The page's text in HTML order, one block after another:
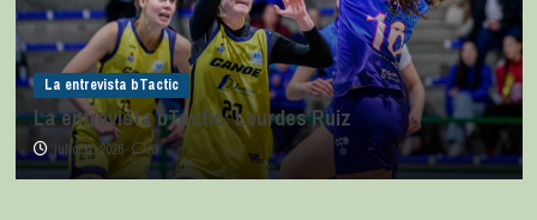
La entrevista bTactic
La entrevista bTactic: Lourdes Ruiz
julio 11, 2026 0